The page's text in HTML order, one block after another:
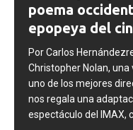
poema
epopeya del
Por Carlos
Christopher Nolan,
uno de los mejores
nos regala una
espectáculo del IMAX,